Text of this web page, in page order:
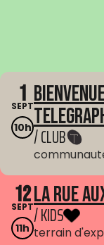
1
SEPT
10h/ CLUB
12
SEPT
11h
La Rue
/ KIDS
terrain